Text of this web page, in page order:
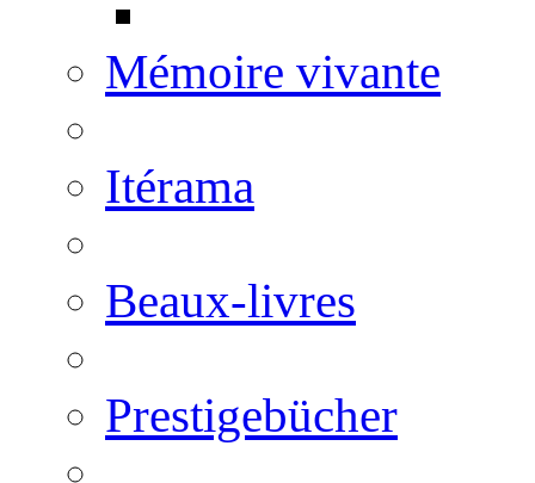
Mémoire vivante
Itérama
Beaux-livres
Prestigebücher